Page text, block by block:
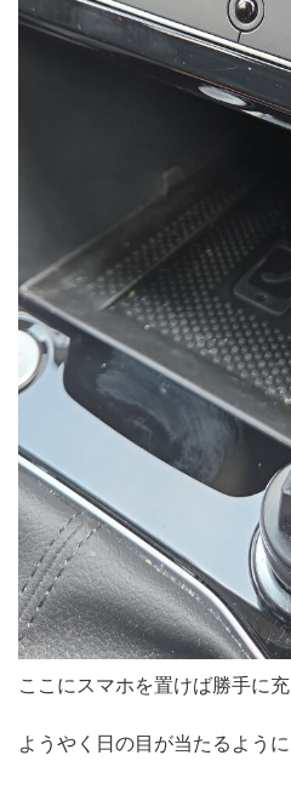
ここにスマホを置けば勝手に充
ようやく日の目が当たるように